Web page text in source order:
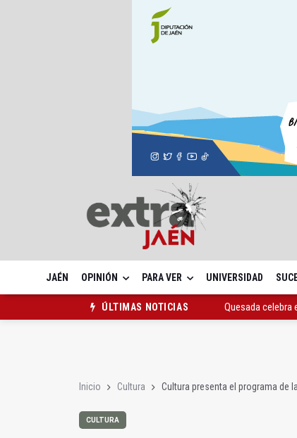
JAÉN OPINIÓN PARA VER UNIVERSIDAD
ÚLTIMAS NOTICIAS
Quesada celebra
Inicio Cultura Cultura presenta el programa de
CULTURA